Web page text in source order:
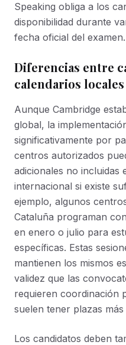
Speaking obliga a los
disponibilidad durante
fecha oficial del examen.
Diferencias entre
calendarios locales
Aunque Cambridge
global, la
significativamente por
centros autorizados
adicionales no incluidas
internacional si existe
ejemplo, algunos
Cataluña programan
en enero o julio para
específicas. Estas
mantienen los mismos
validez que las
requieren coordinación
suelen tener plazas más
Los candidatos deben